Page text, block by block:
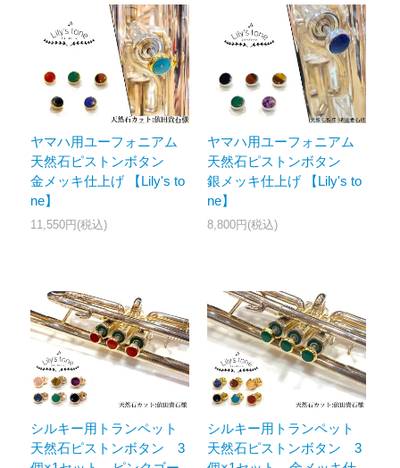
ヤマハ用ユーフォニアム
天然石ピストンボタン
金メッキ仕上げ 【Lily's to
ne】
11,550円(税込)
ヤマハ用ユーフォニアム
天然石ピストンボタン
銀メッキ仕上げ 【Lily's to
ne】
8,800円(税込)
シルキー用トランペット
天然石ピストンボタン 3
シルキー用トランペット
天然石ピストンボタン 3